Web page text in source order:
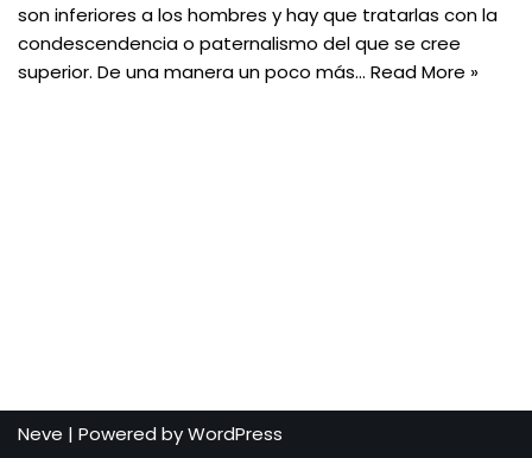
son inferiores a los hombres y hay que tratarlas con la
condescendencia o paternalismo del que se cree
superior. De una manera un poco más… Read More »
Neve | Powered byWordPress